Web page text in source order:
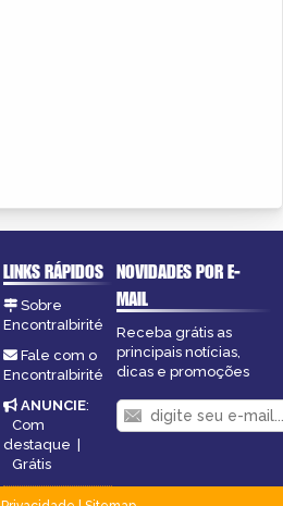
LINKS RÁPIDOS
Sobre
EncontraIbirité
Fale com o
EncontraIbirité
ANUNCIE:
Com
destaque |
Grátis
NOVIDADES POR E-
MAIL
Receba grátis as
principais notícias,
dicas e promoções